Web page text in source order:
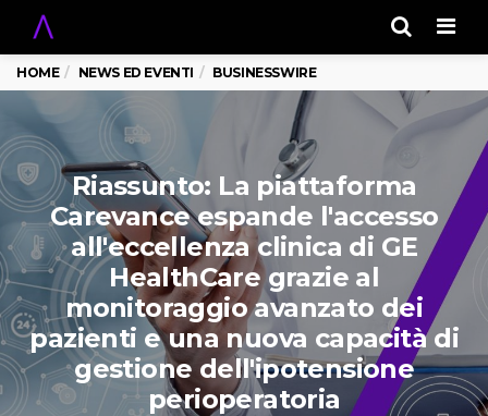
HOME NEWS ED EVENTI BUSINESSWIRE
Riassunto: La piattaforma
Carevance espande l'accesso
all'eccellenza clinica di GE
HealthCare grazie al
monitoraggio avanzato dei
pazienti e una nuova capacità di
gestione dell'ipotensione
perioperatoria